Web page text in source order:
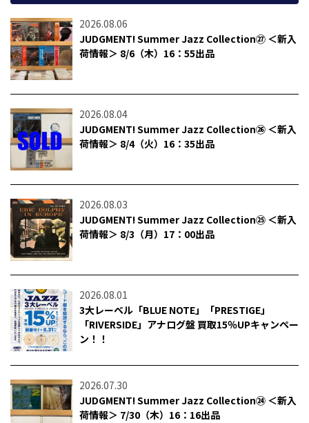
2026.08.06
JUDGMENT! Summer Jazz Collection㉗ ＜新入
荷情報＞ 8/6（木）16：55出品
2026.08.04
JUDGMENT! Summer Jazz Collection㉖ ＜新入
荷情報＞ 8/4（火）16：35出品
2026.08.03
JUDGMENT! Summer Jazz Collection㉕ ＜新入
荷情報＞ 8/3（月）17：00出品
2026.08.01
3大レーベル「BLUE NOTE」「PRESTIGE」
「RIVERSIDE」アナログ盤 買取15％UPキャンペー
ン！！
2026.07.30
JUDGMENT! Summer Jazz Collection㉔ ＜新入
荷情報＞ 7/30（木）16：16出品